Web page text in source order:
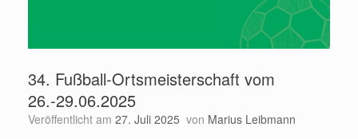
34. Fußball-Ortsmeisterschaft vom
26.-29.06.2025
Veröffentlicht am 27. Juli 2025 von Marius Leibmann